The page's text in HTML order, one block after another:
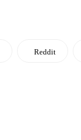
Reddit